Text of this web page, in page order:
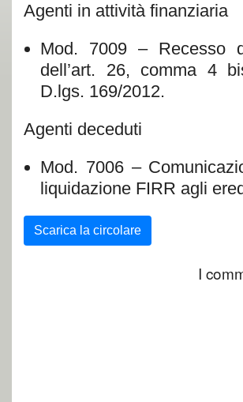
Agenti in attività finanziaria
Mod. 7009 – Recesso
dell’art. 26, comma 4
D.lgs. 169/2012.
Agenti deceduti
Mod. 7006 –
liquidazione FIRR agli
Scarica la circolare
I